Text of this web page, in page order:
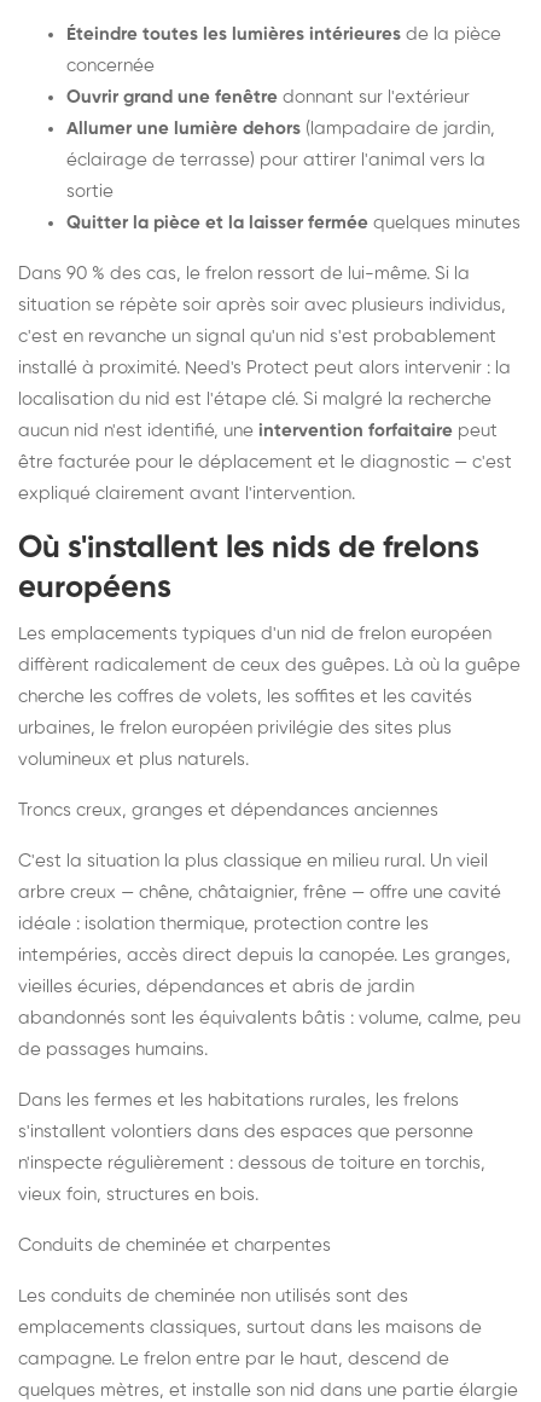
Éteindre toutes les lumières intérieures de la pièce
concernée
Ouvrir grand une fenêtre donnant sur l'extérieur
Allumer une lumière dehors (lampadaire de jardin,
éclairage de terrasse) pour attirer l'animal vers la
sortie
Quitter la pièce et la laisser fermée quelques minutes
Dans 90 % des cas, le frelon ressort de lui-même. Si la
situation se répète soir après soir avec plusieurs individus,
c'est en revanche un signal qu'un nid s'est probablement
installé à proximité. Need's Protect peut alors intervenir : la
localisation du nid est l'étape clé. Si malgré la recherche
aucun nid n'est identifié, une intervention forfaitaire peut
être facturée pour le déplacement et le diagnostic — c'est
expliqué clairement avant l'intervention.
Où s'installent les nids de frelons
européens
Les emplacements typiques d'un nid de frelon européen
diffèrent radicalement de ceux des guêpes. Là où la guêpe
cherche les coffres de volets, les soffites et les cavités
urbaines, le frelon européen privilégie des sites plus
volumineux et plus naturels.
Troncs creux, granges et dépendances anciennes
C'est la situation la plus classique en milieu rural. Un vieil
arbre creux — chêne, châtaignier, frêne — offre une cavité
idéale : isolation thermique, protection contre les
intempéries, accès direct depuis la canopée. Les granges,
vieilles écuries, dépendances et abris de jardin
abandonnés sont les équivalents bâtis : volume, calme, peu
de passages humains.
Dans les fermes et les habitations rurales, les frelons
s'installent volontiers dans des espaces que personne
n'inspecte régulièrement : dessous de toiture en torchis,
vieux foin, structures en bois.
Conduits de cheminée et charpentes
Les conduits de cheminée non utilisés sont des
emplacements classiques, surtout dans les maisons de
campagne. Le frelon entre par le haut, descend de
quelques mètres, et installe son nid dans une partie élargie